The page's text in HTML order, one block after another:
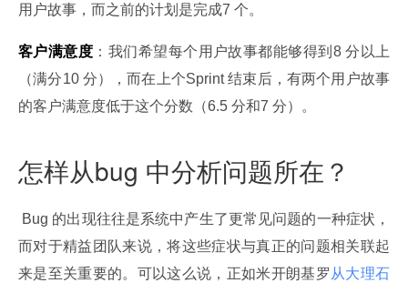
用户故事，而之前的计划是完成7 个。
客户满意度 ：我们希望每个用户故事都能够得到8 分以上
（满分10 分），而在上个Sprint 结束后，有两个用户故事
的客户满意度低于这个分数（6.5 分和7 分）。
怎样从bug 中分析问题所在？
而对于精益团队来说，将这些症状与真正的问题相关联起
来是至关重要的。可以这么说，正如米开朗基罗 从大理石